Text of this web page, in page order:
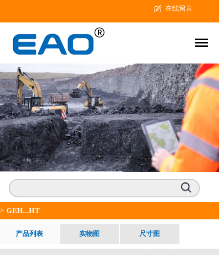
在线留言
> GEH...HT
产品列表 实物图 尺寸图